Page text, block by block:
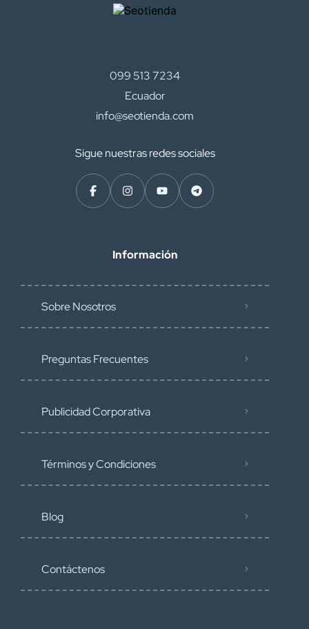
099 513 7234
Ecuador
info@seotienda.com
Sigue nuestras redes sociales
Información
Sobre Nosotros
Preguntas Frecuentes
Publicidad Corporativa
Términos y Condiciones
Blog
Contáctenos